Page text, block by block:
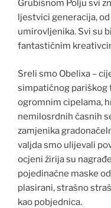
Grubišnom Polju svi
ljestvici generacija,
umirovljenika. Svi su
fantastičnim
Sreli smo Obelixa –
simpatičnog pariškog
ogromnim cipelama,
nemilosrdnih časnih
zamjenika
valjda smo ulijevali
ocjeni žirija su
pojedinačne maske
plasirani, strašno
kao pobjednica.